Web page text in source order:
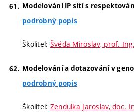
Modelování IP sítí s
podrobný popis
Školitel: Švéda Miroslav, prof.
Modelování a dotazování v
podrobný popis
Školitel: Zendulka Jaroslav, doc.